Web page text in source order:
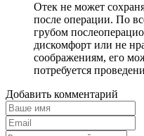
Отек не может
после операции. По
грубом
дискомфорт или не
соображениям, его
потребуется
Добавить комментарий